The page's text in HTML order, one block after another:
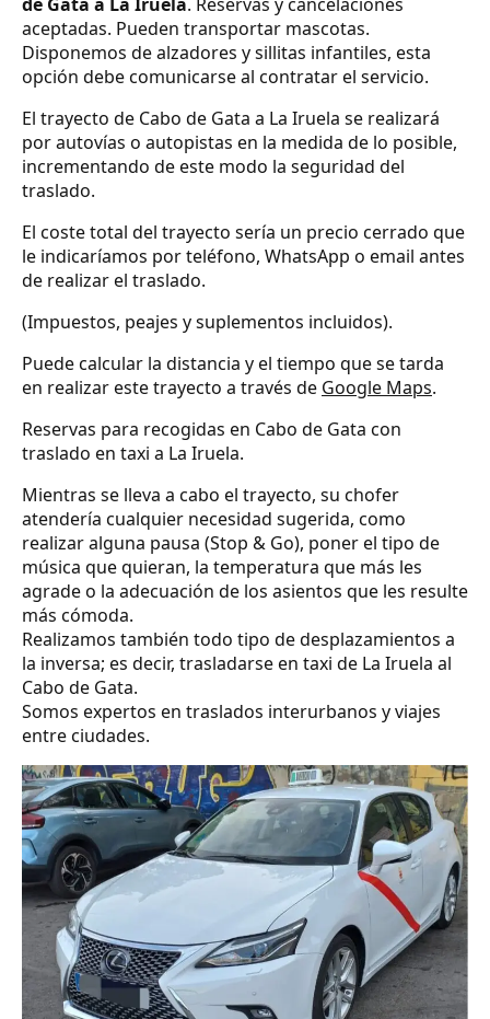
aceptadas. Pueden transportar mascotas.
Disponemos de alzadores y sillitas infantiles, esta
opción debe comunicarse al contratar el servicio.
El trayecto de Cabo de Gata a La Iruela se realizará
por autovías o autopistas en la medida de lo posible,
incrementando de este modo la seguridad del
traslado.
El coste total del trayecto sería un precio cerrado que
le indicaríamos por teléfono, WhatsApp o email antes
de realizar el traslado.
(Impuestos, peajes y suplementos incluidos).
Puede calcular la distancia y el tiempo que se tarda
en realizar este trayecto a través de Google Maps.
Reservas para recogidas en Cabo de Gata con
traslado en taxi a La Iruela.
Mientras se lleva a cabo el trayecto, su chofer
atendería cualquier necesidad sugerida, como
realizar alguna pausa (Stop & Go), poner el tipo de
música que quieran, la temperatura que más les
agrade o la adecuación de los asientos que les resulte
más cómoda.
Realizamos también todo tipo de desplazamientos a
la inversa; es decir, trasladarse en taxi de La Iruela al
Cabo de Gata.
Somos expertos en traslados interurbanos y viajes
entre ciudades.